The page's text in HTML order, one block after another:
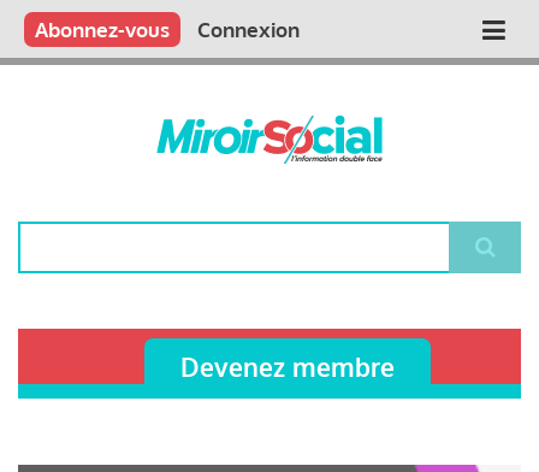
Aller
contenu
Main
Qui sommes nous ?
Vous publiez
Nous publions
Contactez-nous
Abonnez-vous Connexion
Devenez membre